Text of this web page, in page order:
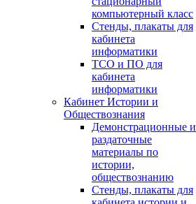
компьютерный класс
Стенды, плакаты для
кабинета
информатики
ТСО и ПО для
кабинета
информатики
Кабинет Истории и
Обществознания
Демонстрационные и
раздаточные
материалы по
истории,
обществознанию
Стенды, плакаты для